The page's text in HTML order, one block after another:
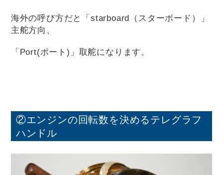
海外の呼び方だと「starboard（スターボード）」
主舵方向、
「Port(ポート)」取舵になります。
②エンジンの回転数を決めるテレグラフ
ハンドル